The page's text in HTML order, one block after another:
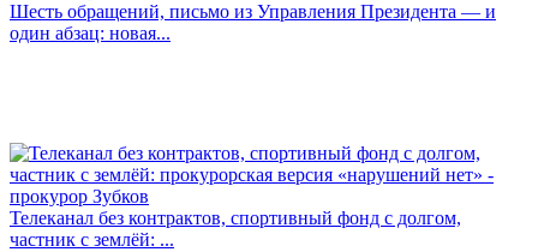
Шесть обращений, письмо из Управления Президента — и
один абзац: новая...
Телеканал без контрактов, спортивный фонд с долгом,
частник с землёй: ...